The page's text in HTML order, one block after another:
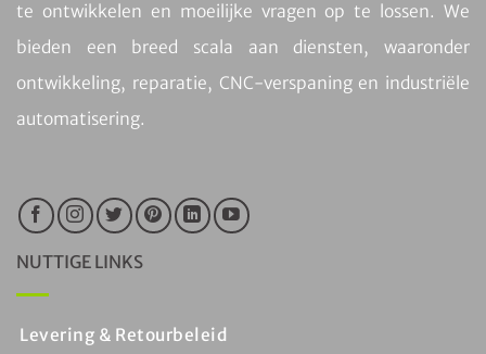
te ontwikkelen en moeilijke vragen op te lossen. We
bieden een breed scala aan diensten, waaronder
ontwikkeling, reparatie, CNC-verspaning en industriële
automatisering.
NUTTIGE LINKS
Levering & Retourbeleid